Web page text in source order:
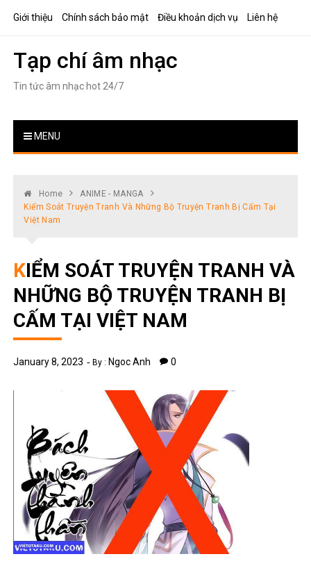
Giới thiệu Chính sách bảo mật Điều khoản dịch vụ Liên hệ
Tạp chí âm nhạc
Tin tức âm nhạc hot 24/7
MENU
Home
ANIME - MANGA
Kiểm Soát Truyện Tranh Và Những Bộ Truyện Tranh Bị Cấm Tại
Việt Nam
KIỂM SOÁT TRUYỆN TRANH VÀ
NHỮNG BỘ TRUYỆN TRANH BỊ
CẤM TẠI VIỆT NAM
January 8, 2023 By : Ngoc Anh 0